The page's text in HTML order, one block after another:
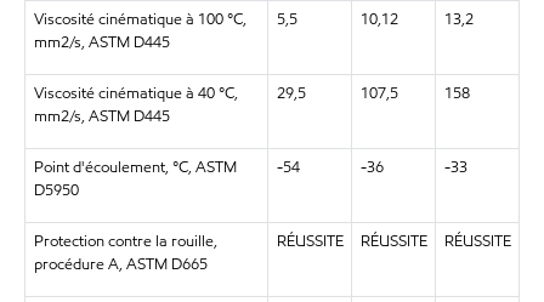
Viscosité cinématique à 100 °C,
mm2/s, ASTM D445
5,5 10,12 13,2
Viscosité cinématique à 40 °C,
mm2/s, ASTM D445
29,5 107,5 158
Point d'écoulement, °C, ASTM
D5950
-54 -36 -33
Protection contre la rouille,
procédure A, ASTM D665
RÉUSSITE RÉUSSITE RÉUSSITE